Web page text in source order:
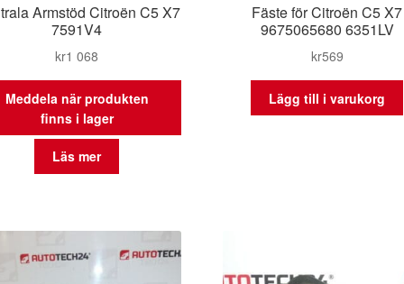
Armstöd Citroën C5 X7
7591V4
kr1 068
Meddela när produkten
finns i lager
Läs mer
Fäste för Citroën C5 X7
9675065680 6351LV
kr569
Lägg till i varukorg